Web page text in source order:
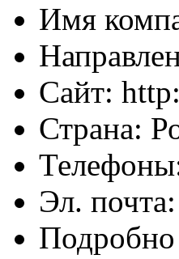
Имя
Сайт:
Страна:
Эл. почта: